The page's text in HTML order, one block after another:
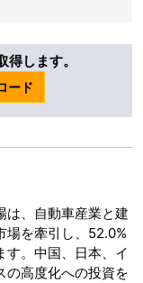
します。
ード
は、自動車産業と建
場を牽引し、52.0%
す。中国、日本、イ
の高度化への投資を